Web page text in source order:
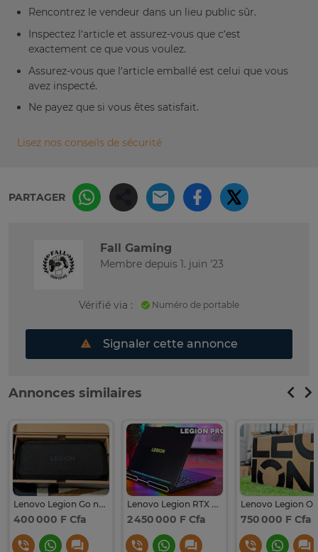
Rencontrez le vendeur dans un lieu public sûr.
Inspectez l’article et assurez-vous que c’est
exactement ce que vous voulez.
Assurez-vous que l’article emballé est celui que vous
avez inspecté.
Ne payez que si vous êtes satisfait.
Lisez nos conseils de sécurité
PARTAGER
Fall Gaming
Membre depuis 1. juin '23
Vérifié via : Numéro de portable
Signaler cette annonce
Annonces similaires
Lenovo Legion Go neuf
400 000 F Cfa
Lenovo Legion RTX 5090
2 450 000 F Cfa 750 000 F Cfa